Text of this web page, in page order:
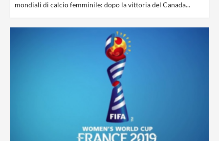
mondiali di calcio femminile: dopo la vittoria del Canada...